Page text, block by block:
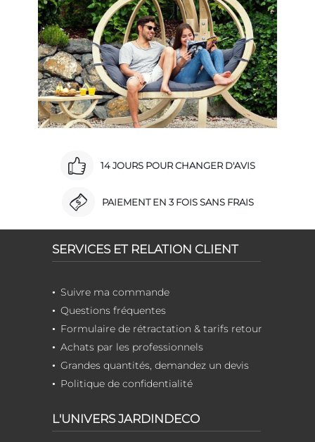
14 JOURS POUR CHANGER D'AVIS
PAIEMENT EN 3 FOIS SANS FRAIS
SERVICES ET RELATION CLIENT
Suivre ma commande
Questions fréquentes
Formulaire de rétractation & tarifs retour
Achats par les professionnels
Grandes quantités, demandez un devis
Politique de confidentialité
L'UNIVERS JARDINDECO